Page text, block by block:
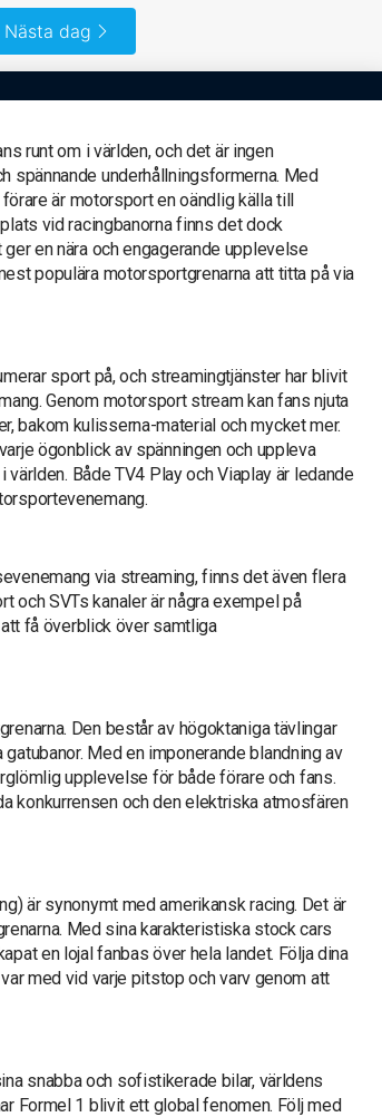
Nästa dag
runt om i världen, och det är ingen
spännande underhållningsformerna. Med
är motorsport en oändlig källa till
vid racingbanorna finns det dock
en nära och engagerande upplevelse
populära motorsportgrenarna att titta på via
sport på, och streamingtjänster har blivit
Genom motorsport stream kan fans njuta
bakom kulisserna-material och mycket mer.
ögonblick av spänningen och uppleva
Både TV4 Play och Viaplay är ledande
via streaming, finns det även flera
och SVTs kanaler är några exempel på
få överblick över samtliga
Den består av högoktaniga tävlingar
Med en imponerande blandning av
upplevelse för både förare och fans.
konkurrensen och den elektriska atmosfären
är synonymt med amerikansk racing. Det är
Med sina karakteristiska stock cars
en lojal fanbas över hela landet. Följa dina
med vid varje pitstop och varv genom att
snabba och sofistikerade bilar, världens
Formel 1 blivit ett global fenomen. Följ med